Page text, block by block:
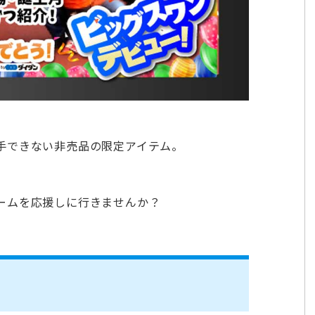
きない非売品の限定アイテム。
を応援しに行きませんか？